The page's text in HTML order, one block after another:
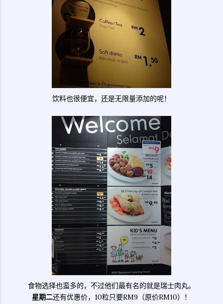
饮料也很便宜，还是无限量添加的呢！
食物选择也蛮多的，不过他们最有名的就是瑞士肉丸。
星期二还有优惠价，10粒只要RM9（原价RM10）！